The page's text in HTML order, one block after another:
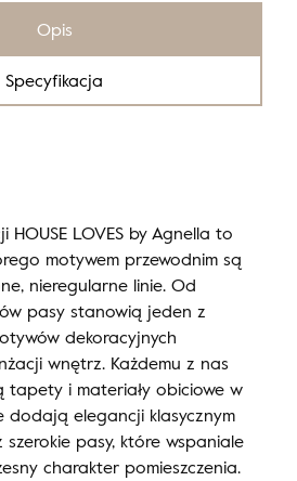
Opis
Specyfikacja
HOUSE LOVES by Agnella to
motywem przewodnim są
nieregularne linie. Od
pasy stanowią jeden z
dekoracyjnych
wnętrz. Każdemu z nas
tapety i materiały obiciowe w
dodają elegancji klasycznym
szerokie pasy, które wspaniale
charakter pomieszczenia.